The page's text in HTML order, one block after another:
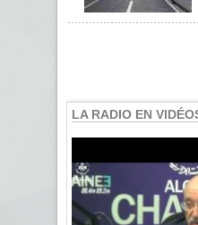
LA RADIO EN